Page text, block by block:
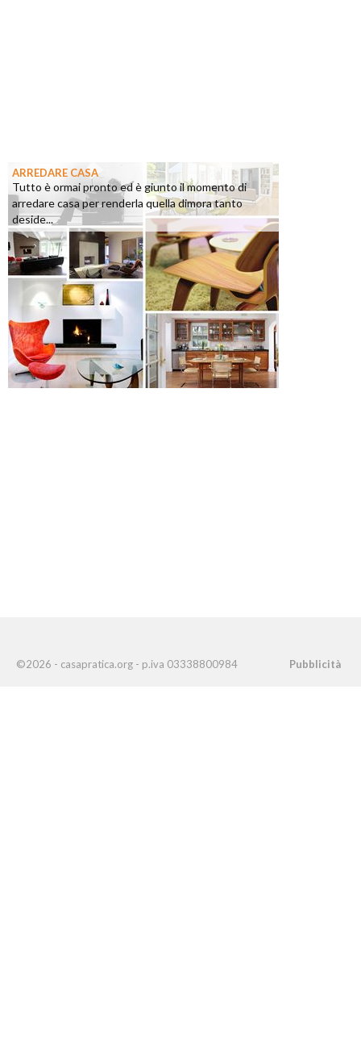
ARREDARE CASA
Tutto è ormai pronto ed è giunto il momento di
arredare casa per renderla quella dimora tanto
deside...
©2026 - casapratica.org - p.iva 03338800984 Pubblicità